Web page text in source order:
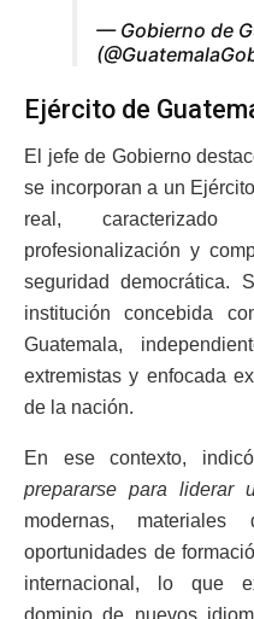
— Gobierno de
Ejército de
El jefe de Gobierno
se incorporan a un
real,
profesionalización y
seguridad democrática.
institución concebida
Guatemala,
extremistas y enfocada
de la nación.
En ese contexto,
prepararse para liderar
modernas,
oportunidades de
internacional, lo que